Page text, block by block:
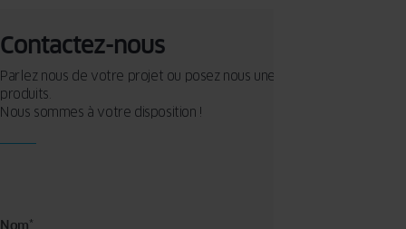
Contactez-nous
Parlez nous de votre projet ou posez nous une question sur nos
produits.
Nous sommes à votre disposition !
Nom*